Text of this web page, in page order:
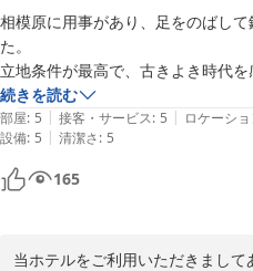
相模原に用事があり、足をのばし
た。
立地条件が最高で、古きよき時代
とお菓子がセットされており感動し
ミネラルウォーター、ケトルには既
れり尽くせりで嬉しかったです。
朝食も中華料理店なのに和食がた
いっぱいになりました。迷ったお
続きを読む
部屋: 5 | 接客・サービス: 5 | ロケーシ
設備: 5 | 清潔さ: 5
165
当ホテルをご利用いただきまし